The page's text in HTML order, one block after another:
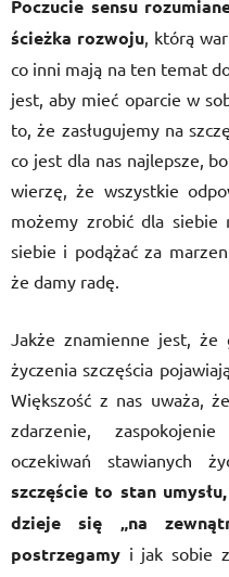
Poczucie sensu
ścieżka rozwoju, którą
co inni mają na ten temat
jest, aby mieć oparcie w
to, że zasługujemy na
co jest dla nas najlepsze,
wierzę, że wszystkie
możemy zrobić dla siebie
siebie i podążać za
że damy radę.
Jakże znamienne jest, że
życzenia szczęścia
Większość z nas uważa,
zdarzenie,
oczekiwań stawianych
szczęście to stan
dzieje się „na
postrzegamy i jak sobie